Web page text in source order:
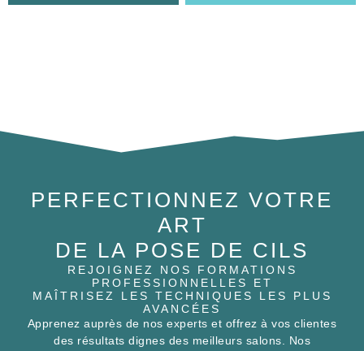
PERFECTIONNEZ VOTRE
ART
DE LA POSE DE CILS
REJOIGNEZ NOS FORMATIONS
PROFESSIONNELLES ET
MAÎTRISEZ LES TECHNIQUES LES PLUS
AVANCÉES
Apprenez auprès de nos experts et offrez à vos clientes
des résultats dignes des meilleurs salons. Nos